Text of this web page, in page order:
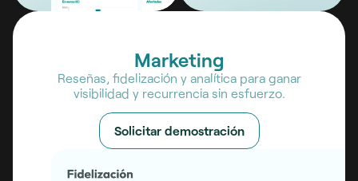
Marketing
Reseñas, fidelización y analítica para ganar
visibilidad y recurrencia sin esfuerzo.
Solicitar demostración